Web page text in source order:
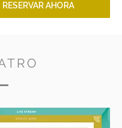
RESERVAR AHORA